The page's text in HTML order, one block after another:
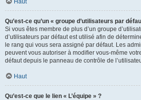
Haut
Qu’est-ce qu’un « groupe d’utilisateurs par
Si vous êtes membre de plus d’un groupe
d’utilisateurs par défaut est utilisé afin de
le rang qui vous sera assigné par défaut. Les
peuvent vous autoriser à modifier vous-même
défaut depuis le panneau de contrôle de
Haut
Qu’est-ce que le lien « L’équipe » ?